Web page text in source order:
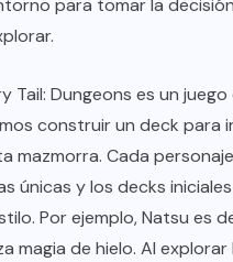
para tomar la
Tail: Dungeons es un
construir un deck para
mazmorra. Cada
únicas y los decks
Por ejemplo, Natsu es
magia de hielo. Al explorar